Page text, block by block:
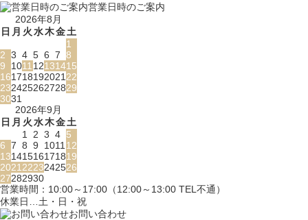
営業日時のご案内
2026年8月
日 月 火水木金土
1
2 3 4 5 6 7 8
9
1011 12131415
161718192021 22
23242526272829
3031
2026年9月
日 月 火水木金土
1
2 3 4 5
6 7 8 9 1011 12
13141516171819
2021 2223242526
27282930
営業時間：10:00～17:00（12:00～13:00 TEL不通）
休業日…土・日・祝
お問い合わせ